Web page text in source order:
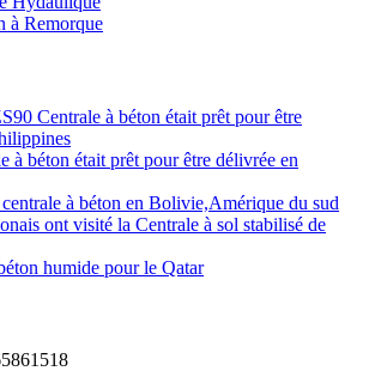
à Remorque
Centrale à béton était prêt pour être
à béton était prêt pour être délivrée en
à béton en Bolivie,Amérique du sud
ont visité la Centrale à sol stabilisé de
humide pour le Qatar